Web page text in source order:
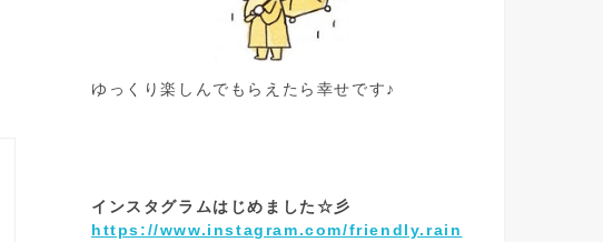
ゆっくり楽しんでもらえたら幸せです♪
インスタグラムはじめました☆彡
https://www.instagram.com/friendly.rain